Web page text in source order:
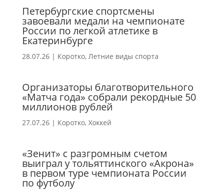
Петербургские спортсмены
завоевали медали на чемпионате
России по легкой атлетике в
Екатеринбурге
28.07.26| Коротко, Летние виды спорта
Организаторы благотворительного
«Матча года» собрали рекордные 50
миллионов рублей
27.07.26| Коротко, Хоккей
«Зенит» с разгромным счетом
выиграл у тольяттинского «Акрона»
в первом туре чемпионата России
по футболу